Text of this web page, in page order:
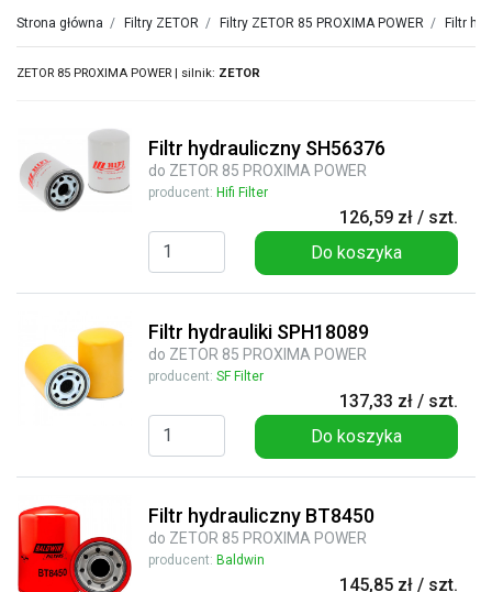
Strona główna / Filtry ZETOR / Filtry ZETOR 85 PROXIMA POWER / Filtr
ZETOR 85 PROXIMA POWER | silnik: ZETOR
Filtr hydrauliczny SH56376
do ZETOR 85 PROXIMA POWER
producent: Hifi Filter
126,59 zł / szt.
Do koszyka
Filtr hydrauliki SPH18089
do ZETOR 85 PROXIMA POWER
producent: SF Filter
137,33 zł / szt.
Do koszyka
Filtr hydrauliczny BT8450
do ZETOR 85 PROXIMA POWER
producent: Baldwin
145,85 zł / szt.